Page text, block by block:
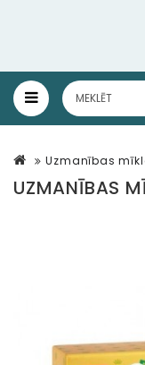
Uzmanības
UZMANĪBAS